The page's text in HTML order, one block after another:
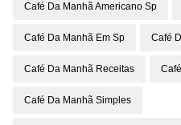
Café Da Manhã Americano Sp
Café Da Manhã Em Sp Café
Café Da Manhã Receitas
Café Da Manhã Simples